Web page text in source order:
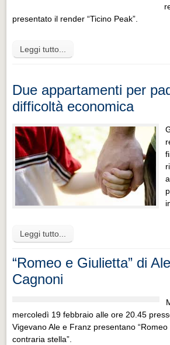
presentato il render “Ticino Peak”.
Leggi tutto...
Due appartamenti per
difficoltà economica
Leggi tutto...
“Romeo e Giulietta” di
Cagnoni
mercoledì 19 febbraio alle ore 20.45
Vigevano Ale e Franz presentano
contraria stella”.